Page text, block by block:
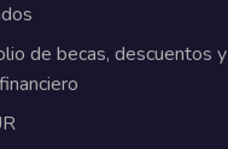
de becas, descuentos y